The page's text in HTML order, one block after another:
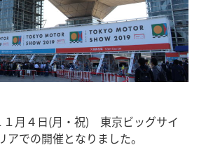
１月４日(月・祝) 東京ビッグサイ
アでの開催となりました。